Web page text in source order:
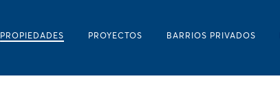
PROPIEDADES PROYECTOS BARRIOS PRIVADOS